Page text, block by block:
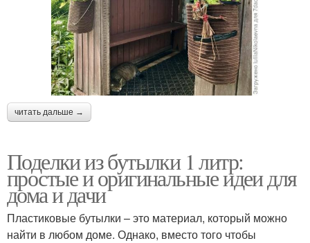
читать дальше →
Поделки из бутылки 1 литр:
простые и оригинальные идеи для
дома и дачи
Пластиковые бутылки – это материал, который можно
найти в любом доме. Однако, вместо того чтобы